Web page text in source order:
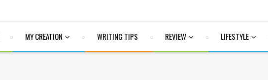
MY CREATION WRITING TIPS REVIEW LIFESTYLE